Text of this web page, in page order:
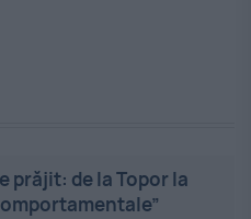
prăjit: de la Topor la